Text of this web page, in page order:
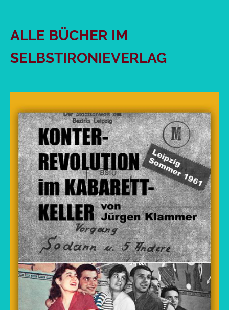
ALLE BÜCHER IM
SELBSTIRONIEVERLAG